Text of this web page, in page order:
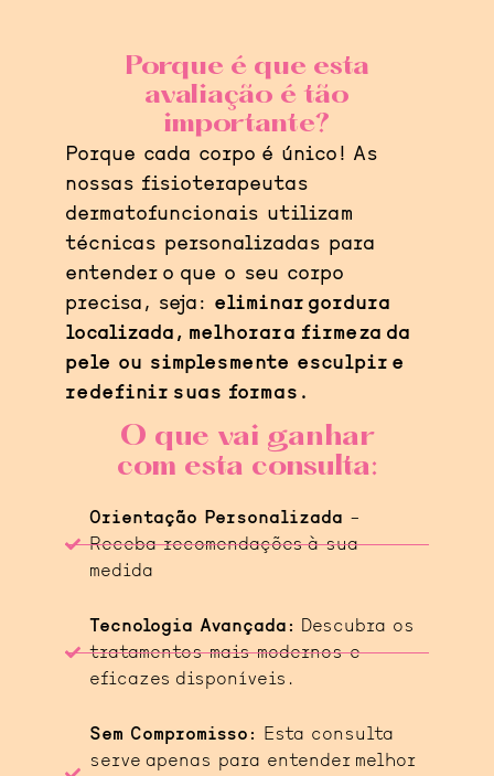
Porque é que esta
avaliação é tão
importante?
Porque cada corpo é único! As
nossas fisioterapeutas
dermatofuncionais utilizam
técnicas personalizadas para
entender o que o seu corpo
precisa, seja: eliminar gordura
localizada, melhorar a firmeza da
pele ou simplesmente esculpir e
redefinir suas formas.
O que vai ganhar
com esta consulta:
Orientação Personalizada –
Receba recomendações à sua
medida
Tecnologia Avançada: Descubra os
tratamentos mais modernos e
eficazes disponíveis.
Sem Compromisso:
Esta consulta
serve apenas para entender melhor